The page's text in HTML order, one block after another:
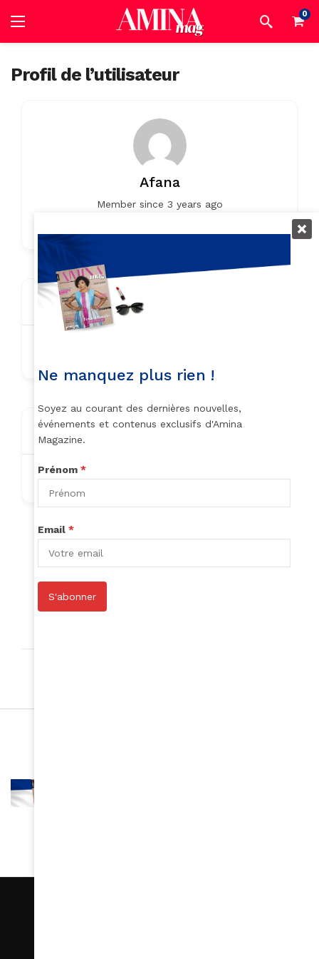
0
Profil de l’utilisateur
Afana
Member since 3 years ago
Contact Info
About
Nothing to show!
Author Listings
Ne manquez plus rien !
Soyez au courant des dernières nouvelles,
événements et contenus exclusifs d'Amina
Magazine.
Prénom *
Email *
S'abonner